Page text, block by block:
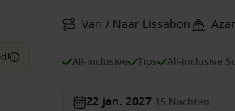
Van / Naar Lissabon
All-inclusive Tips All-inclusive
22 jan. 2027 15 Nachten